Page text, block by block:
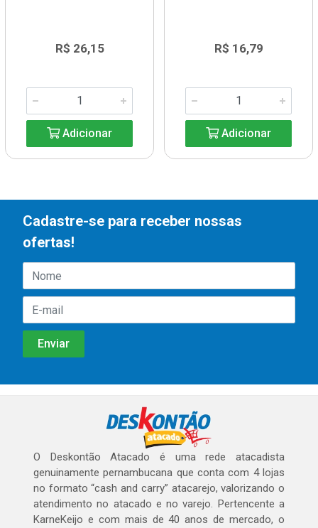
R$ 26,15
Adicionar
R$ 16,79
Adicionar
Cadastre-se para receber nossas
ofertas!
O Deskontão Atacado é uma rede atacadista
genuinamente pernambucana que conta com 4 lojas
no formato “cash and carry” atacarejo, valorizando o
atendimento no atacado e no varejo. Pertencente a
KarneKeijo e com mais de 40 anos de mercado, o